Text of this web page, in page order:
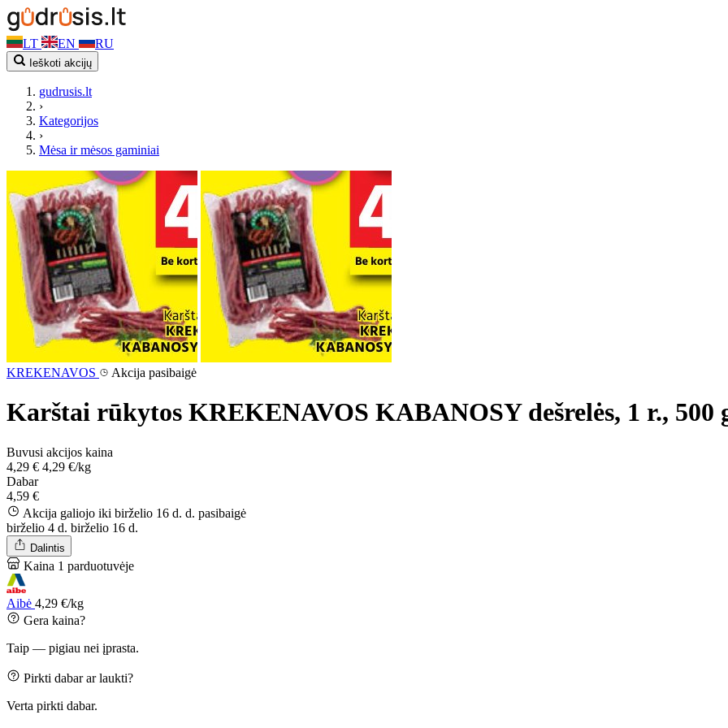
LT EN RU
Ieškoti akcijų
gudrusis.lt
›
Kategorijos
›
Mėsa ir mėsos gaminiai
KREKENAVOS Akcija pasibaigė
Karštai rūkytos KREKENAVOS KABANOSY dešrelės, 1 r., 500
Buvusi akcijos kaina
4,29 € 4,29 €/kg
Dabar
4,59 €
Akcija galiojo iki birželio 16 d. d. pasibaigė
birželio 4 d. birželio 16 d.
Dalintis
Kaina 1 parduotuvėje
Aibė 4,29 €/kg
Gera kaina?
Taip — pigiau nei įprasta.
Pirkti dabar ar laukti?
Verta pirkti dabar.